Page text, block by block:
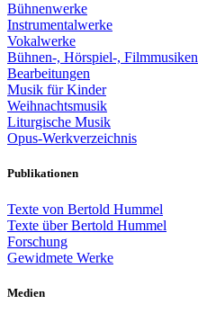
Bühnenwerke
Instrumentalwerke
Vokalwerke
Bühnen-, Hörspiel-, Filmmusiken
Bearbeitungen
Musik für Kinder
Weihnachtsmusik
Liturgische Musik
Opus-Werkverzeichnis
Publikationen
Texte von Bertold Hummel
Texte über Bertold Hummel
Forschung
Gewidmete Werke
Medien